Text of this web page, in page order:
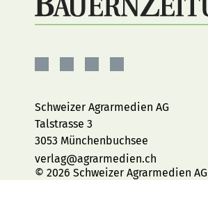
Facebook
Instagram
YouTubeLinkedIn
Schweizer Agrarmedien AG
Talstrasse 3
3053 Münchenbuchsee
verlag@agrarmedien.ch
© 2026 Schweizer Agrarmedien AG